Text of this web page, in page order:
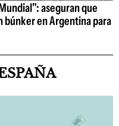
aseguran que
búnker en Argentina para